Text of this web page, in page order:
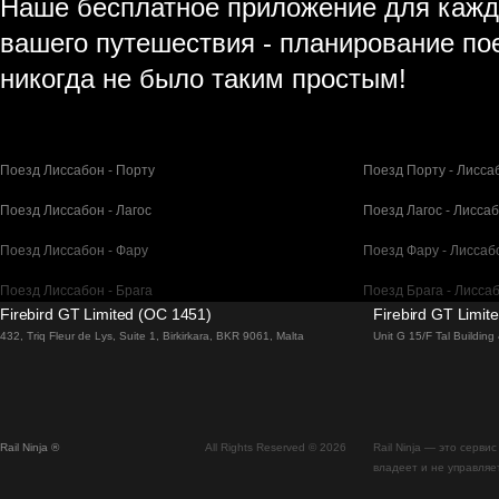
Наше бесплатное приложение для
вашего путешествия - планирование
никогда не было таким простым!
Поезд Лиссабон - Порту Поезд Порту -
Поезд Лиссабон - Лагос Поезд Лагос -
Поезд Лиссабон - Фару Поезд Фару -
Поезд Лиссабон - Брага Поезд Брага -
Поезд Барселона - Мадрид Поезд Мадрид -
Поезд Мадрид - Севилья Поезд Севилья -
Firebird GT Limited (OC 1451)
432, Triq Fleur de Lys, Suite 1, Birkirkara, BKR 9061, Malta
Firebird GT
Unit G 15/F Tal
Rail Ninja ® All Rights Reserved © 2026
Rail Ninja — это
владеет и не